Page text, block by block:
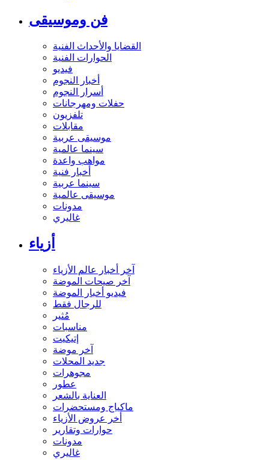
فن وموسيقى
القضايا والأحداث الفنية
الحوارات الفنية
فيديو
أخبار النجوم
أسرار النجوم
حفلات ومهرجانات
تلفزيون
مقابلات
موسيقى عربية
سينما عالمية
مواهب واعدة
أخبار فنية
سينما عربية
موسيقى عالمية
مدونات
غاليري
أزياء
آخر أخبار عالم الأزياء
آخر صيحات الموضة
فيديو أخبار الموضة
للرجال فقط
مُثير
مناسبات
إتيكيت
آخر موضة
جديد المحلات
مجوهرات
عطور
العناية بالشعر
ماكياج ومستحضرات
أخر عروض الأزياء
حوارات وتقارير
مدونات
غاليري